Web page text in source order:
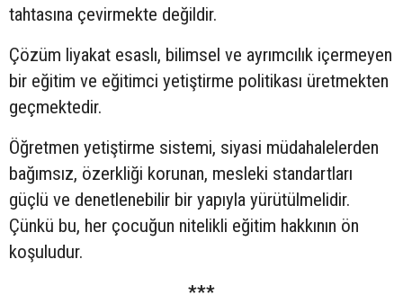
tahtasına çevirmekte değildir.
Çözüm liyakat esaslı, bilimsel ve ayrımcılık içermeyen
bir eğitim ve eğitimci yetiştirme politikası üretmekten
geçmektedir.
Öğretmen yetiştirme sistemi, siyasi müdahalelerden
bağımsız, özerkliği korunan, mesleki standartları
güçlü ve denetlenebilir bir yapıyla yürütülmelidir.
Çünkü bu, her çocuğun nitelikli eğitim hakkının ön
koşuludur.
***